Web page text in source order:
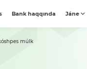
Bank haqqında Jáne
múlk